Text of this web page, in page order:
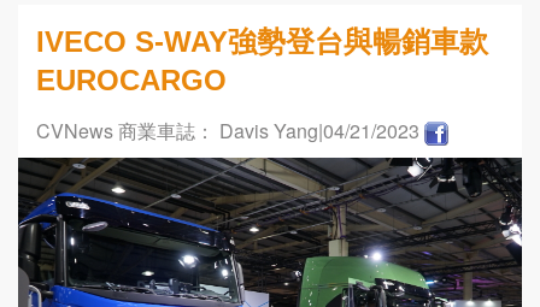
IVECO S-WAY強勢登台與暢銷車款
EUROCARGO
CVNews 商業車誌： Davis Yang|04/21/2023